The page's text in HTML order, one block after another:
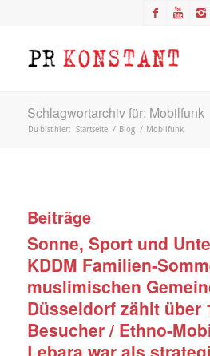
Schlagwortarchiv für: Mobilfunk
Du bist hier: Startseite / Blog / Mobilfunk
Beiträge
Sonne, Sport und
KDDM Familien-
muslimischen
Düsseldorf zählt über
Besucher / Ethno-
Lebara war als